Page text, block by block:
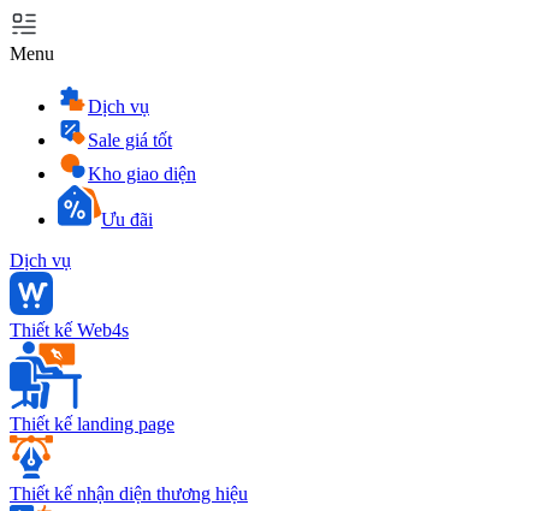
Menu
Dịch vụ
Sale giá tốt
Kho giao diện
Ưu đãi
Dịch vụ
Thiết kế Web4s
Thiết kế landing page
Thiết kế nhận diện thương hiệu